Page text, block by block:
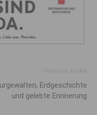
Erdgeschichte
und gelebte Erinnerung